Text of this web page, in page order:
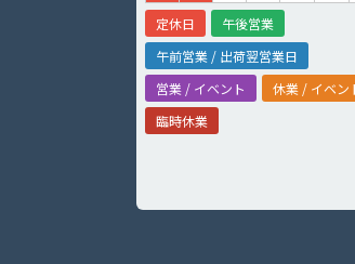
定休日
午後営業
午前営業 / 出荷翌営業日
営業 / イベント
休業 / イベン
臨時休業